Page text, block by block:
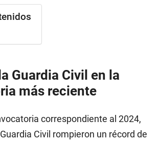
Guardia Civil en la
más reciente
correspondiente al 2024,
Civil rompieron un récord de